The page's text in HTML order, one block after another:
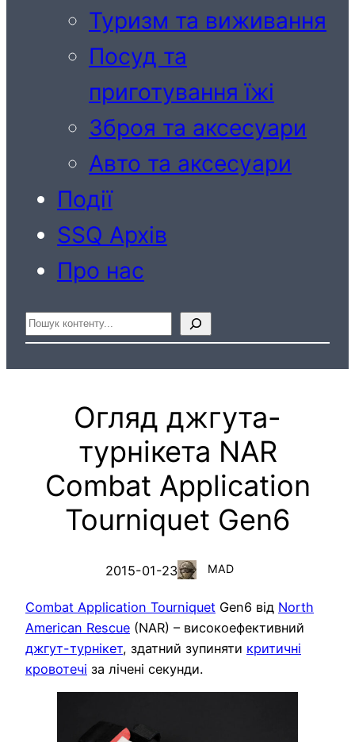
Туризм та виживання
Посуд та
приготування їжі
Зброя та аксесуари
Авто та аксесуари
Події
SSQ Архів
Про нас
Пошук
Огляд джгута-
турнікета NAR
Combat Application
Tourniquet Gen6
2015-01-23 MAD
Combat Application Tourniquet Gen6 від North
American Rescue (NAR) – високоефективний
джгут-турнікет, здатний зупиняти критичні
кровотечі за лічені секунди.